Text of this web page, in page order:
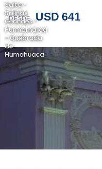
DESDE USD 641
Salta -
Salinas
Grandes -
Purmamarca
- Quebrada
de
Humahuaca